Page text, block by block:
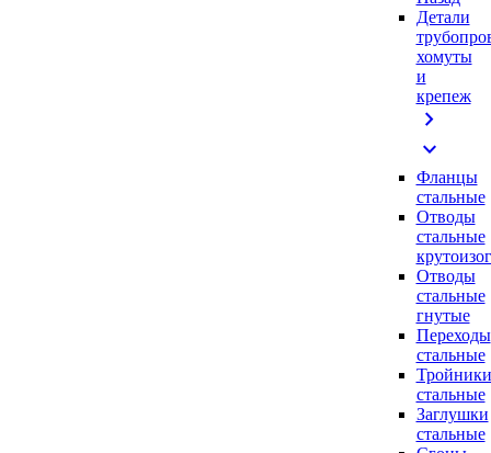
Детали
хомуты
и
крепеж
chevron_right
expand_more
Фланцы
стальные
Отводы
стальные
Отводы
стальные
гнутые
Переходы
стальные
Тройники
стальные
Заглушки
стальные